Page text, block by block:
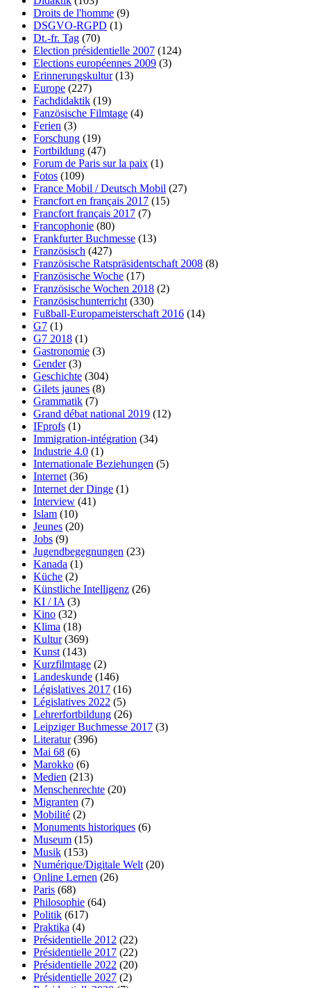
Droits de l'homme (9)
DSGVO-RGPD (1)
Dt.-fr. Tag (70)
Election présidentielle 2007 (124)
Elections européennes 2009 (3)
Erinnerungskultur(13)
Europe (227)
Fachdidaktik (19)
Fanzösische Filmtage (4)
Ferien (3)
Forschung (19)
Fortbildung (47)
Forum de Paris sur la paix (1)
Fotos (109)
France Mobil / Deutsch Mobil (27)
Francfort en français 2017 (15)
Francfort français 2017 (7)
Francophonie (80)
Frankfurter Buchmesse (13)
Französisch (427)
Französische Ratspräsidentschaft 2008 (8)
Französische Woche (17)
Französische Wochen 2018 (2)
Französischunterricht (330)
Fußball-Europameisterschaft 2016 (14)
G7 (1)
G7 2018 (1)
Gastronomie (3)
Gender(3)
Geschichte (304)
Gilets jaunes (8)
Grammatik (7)
Grand débat national 2019 (12)
IFprofs (1)
Immigration-intégration (34)
Industrie 4.0 (1)
Internationale Beziehungen (5)
Internet (36)
Internet der Dinge (1)
Interview (41)
Islam (10)
Jeunes (20)
Jobs (9)
Jugendbegegnungen (23)
Kanada (1)
Küche (2)
Künstliche Intelligenz (26)
KI / IA (3)
Kino (32)
Klima (18)
Kultur(369)
Kunst (143)
Kurzfilmtage (2)
Landeskunde (146)
Législatives 2017 (16)
Législatives 2022 (5)
Lehrerfortbildung (26)
Leipziger Buchmesse 2017 (3)
Literatur(396)
Mai 68 (6)
Marokko (6)
Medien (213)
Menschenrechte (20)
Migranten (7)
Mobilité (2)
Monuments historiques (6)
Museum (15)
Musik (153)
Numérique/Digitale Welt (20)
Online Lernen (26)
Paris (68)
Philosophie (64)
Politik (617)
Praktika (4)
Présidentielle 2012 (22)
Présidentielle 2017 (22)
Présidentielle 2022 (20)
Présidentielle 2027 (2)